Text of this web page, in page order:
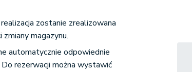
zostanie zrealizowana
magazynu.
automatycznie odpowiednie
rezerwacji można wystawić